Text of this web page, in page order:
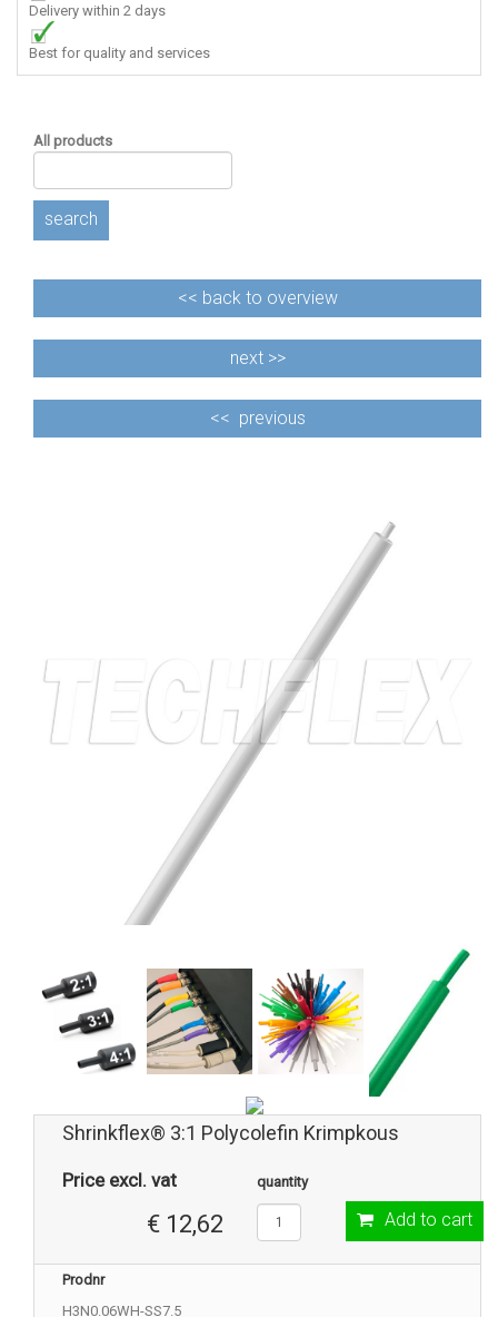
Delivery within 2 days
Best for quality and services
All products
search
<< back to overview
next >>
<< previous
Shrinkflex® 3:1 Polycolefin Krimpkous
Price excl. vat
€ 12,62
quantity
Add to cart
Prodnr
H3N0.06WH-SS7.5